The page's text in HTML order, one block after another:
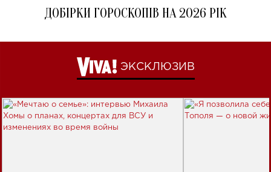
ДОБІРКИ ГОРОСКОПІВ НА 2026 РІК
ЭКСКЛЮЗИВ